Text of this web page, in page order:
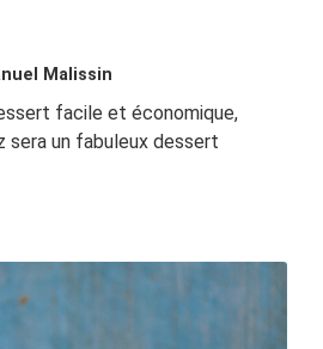
Malissin
facile et économique,
un fabuleux dessert